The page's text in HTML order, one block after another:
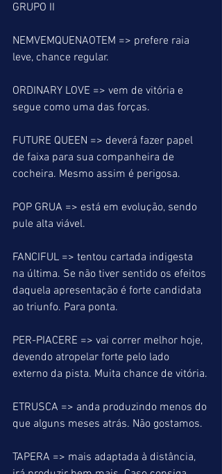
GRUPO II
NEMVEMQUENAOTEM => prefere raia
leve, chance regular.
ORDINARY LOVE => vem de vitória e
segue como uma das forças.
FUTURE QUEEN => deverá fazer papel
de faixa para sua companheira de
cocheira. Mesmo assim é perigosa.
POP GRUA => está em evolução, sendo
pule alta viável.
FANCIFUL => tentou cartada indigesta
na última. Se não tiver sentido os efeitos
daquela apresentação é forte candidata
ao triunfo. Para ponta.
PER-PIACERE => vai correr melhor hoje,
devendo atropelar forte pelo lado
externo da pista. Muita chance de vitória.
ETRUSCA => anda produzindo menos do
que alguns meses atrás. Não gostamos.
TAPERA => mais adaptada à distância,